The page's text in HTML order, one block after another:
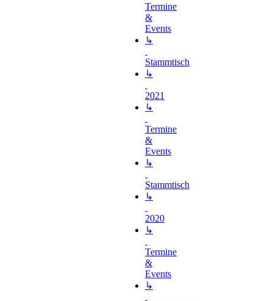
Termine
&
Events
↳
Stammtisch
↳
2021
↳
Termine
&
Events
↳
Stammtisch
↳
2020
↳
Termine
&
Events
↳